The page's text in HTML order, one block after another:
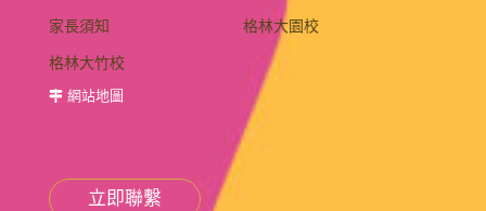
家長須知 格林大園校
格林大竹校
網站地圖
立即聯繫